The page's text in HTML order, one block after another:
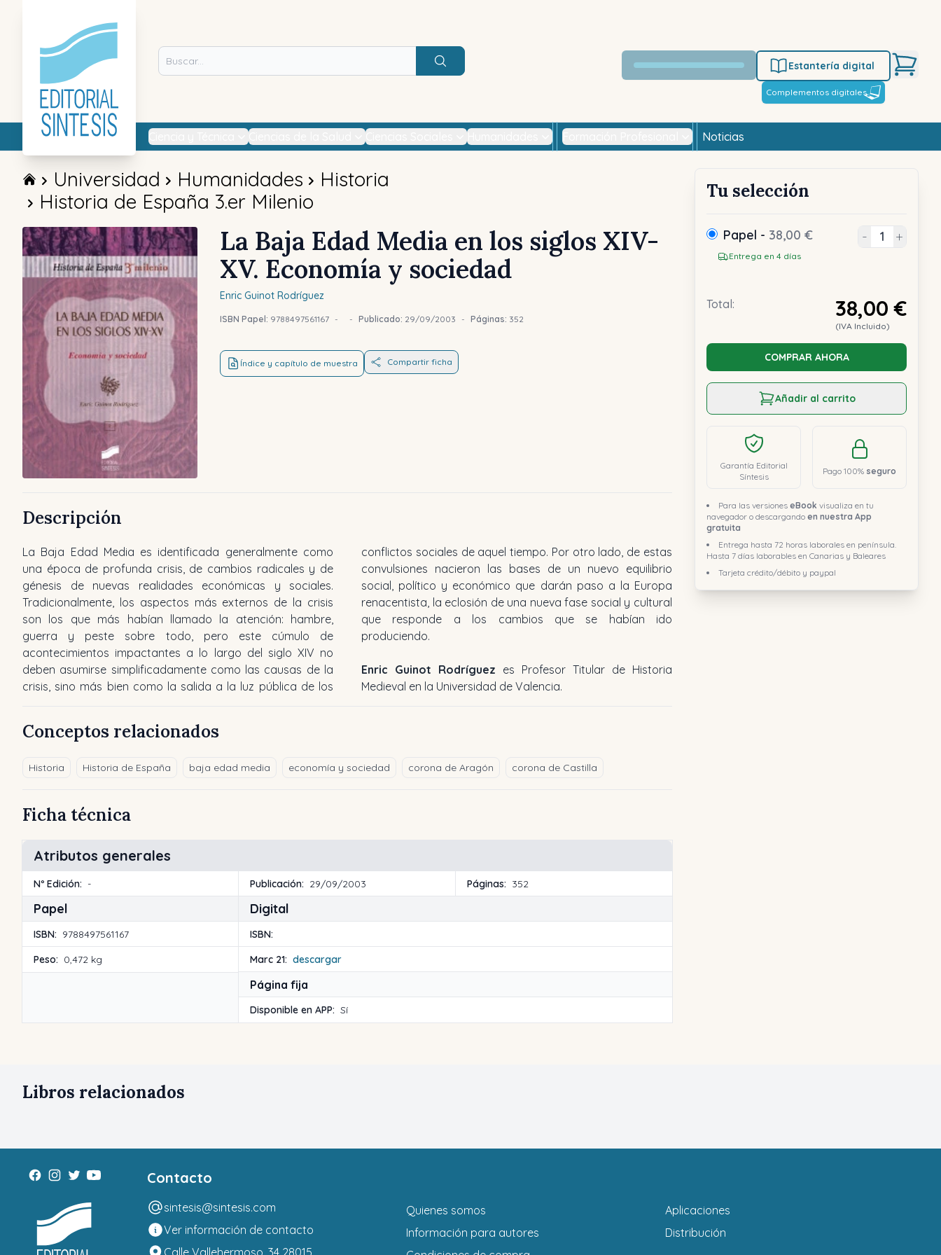
Buscar
Estantería digital
Complementos digitales
Noticias
Universidad Humanidades
Historia
Historia de España 3.er Milenio
La Baja Edad Media en los siglos XIV-
XV. Economía y sociedad
Enric Guinot Rodríguez
ISBN Papel: 9788497561167 - - Publicado: 29/09/2003 - Páginas: 352
Índice y capítulo de muestra Compartir ficha
Tu selección
Papel - 38,00 €
Entrega en 4 días
- +
Total: 38,00 €
(IVA Incluido)
COMPRAR AHORA
Añadir al carrito
Garantía Editorial
Síntesis
Pago 100% seguro
Para las versiones eBook visualiza en tu
navegador o descargando en nuestra App
gratuita
Entrega hasta 72 horas laborales en península.
Hasta 7 días laborables en Canarias y Baleares
Tarjeta crédito/débito y paypal
Descripción
La Baja Edad Media es identificada generalmente como
una época de profunda crisis, de cambios radicales y de
génesis de nuevas realidades económicas y sociales.
Tradicionalmente, los aspectos más externos de la crisis
son los que más habían llamado la atención: hambre,
guerra y peste sobre todo, pero este cúmulo de
acontecimientos impactantes a lo largo del siglo XIV no
deben asumirse simplificadamente como las causas de la
crisis, sino más bien como la salida a la luz pública de los
conflictos sociales de aquel tiempo. Por otro lado, de estas
convulsiones nacieron las bases de un nuevo equilibrio
social, político y económico que darán paso a la Europa
renacentista, la eclosión de una nueva fase social y cultural
que responde a los cambios que se habían ido
produciendo.
Enric Guinot Rodríguez es Profesor Titular de Historia
Medieval en la Universidad de Valencia.
Conceptos relacionados
Historia Historia de España baja edad media economía y sociedad corona de Aragón corona de Castilla
Ficha técnica
Atributos generales
Nº Edición: - Publicación: 29/09/2003 Páginas: 352
Papel
ISBN: 9788497561167
Peso: 0,472 kg
Digital
ISBN:
Marc 21: descargar
Página fija
Disponible en APP: Sí
Libros relacionados
Contacto
sintesis@sintesis.com
Ver información de contacto
Quienes somos
Información para autores
Aplicaciones
Distribución